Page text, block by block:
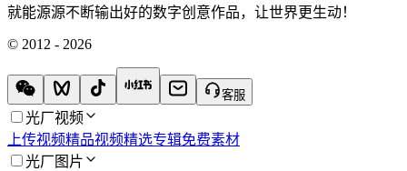
就能源源不断输出好的数字创意作品，让世界更生动！
© 2012 - 2026
客服
光厂视频
上传视频精品视频精选专辑免费素材
光厂图片